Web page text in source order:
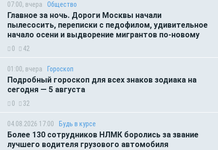
07:00, вчера Общество
Главное за ночь. Дороги Москвы начали
пылесосить, переписки с педофилом, удивительное
начало осени и выдворение мигрантов по-новому
0 42
01:00, вчера Гороскоп
Подробный гороскоп для всех знаков зодиака на
сегодня — 5 августа
0 32
04.08.2026 17:00 Будь в курсе
Более 130 сотрудников НЛМК боролись за звание
лучшего водителя грузового автомобиля